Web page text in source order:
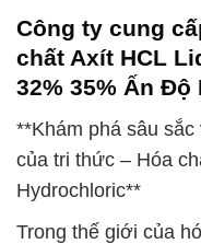
Công ty cung
chất Axít HCL
32% 35% Ấn Độ
**Khám phá sâu
của tri thức – Hóa
Hydrochloric**
Trong thế giới của